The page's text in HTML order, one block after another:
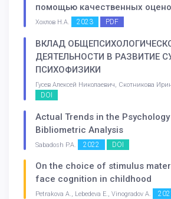
помощью качественных
Хохлов Н.А. 2023 PDF
ВКЛАД
ДЕЯТЕЛЬНОСТИ В РАЗВИТИЕ
ПСИХОФИЗИКИ
Гусев Алексей Николаевич, Скотникова
DOI
Actual Trends in the
Bibliometric Analysis
Sabadosh P.A. 2022 DOI
On the choice of stimulus
face cognition in childhood
Petrakova A., Lebedeva E., Vinogradov A.